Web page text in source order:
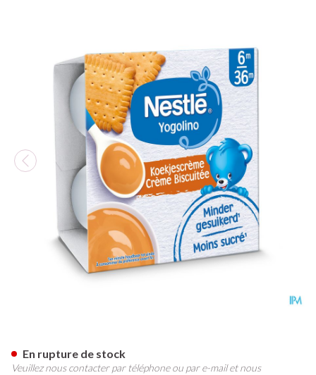
En rupture de stock
Veuillez nous contacter par téléphone ou par e-mail et nous